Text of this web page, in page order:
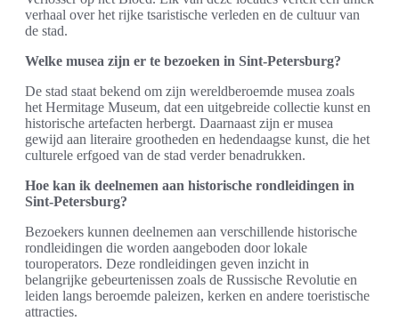
verhaal over het rijke tsaristische verleden en de cultuur van
de stad.
Welke musea zijn er te bezoeken in Sint-Petersburg?
De stad staat bekend om zijn wereldberoemde musea zoals
het Hermitage Museum, dat een uitgebreide collectie kunst en
historische artefacten herbergt. Daarnaast zijn er musea
gewijd aan literaire grootheden en hedendaagse kunst, die het
culturele erfgoed van de stad verder benadrukken.
Hoe kan ik deelnemen aan historische rondleidingen in
Sint-Petersburg?
Bezoekers kunnen deelnemen aan verschillende historische
rondleidingen die worden aangeboden door lokale
touroperators. Deze rondleidingen geven inzicht in
belangrijke gebeurtenissen zoals de Russische Revolutie en
leiden langs beroemde paleizen, kerken en andere toeristische
attracties.